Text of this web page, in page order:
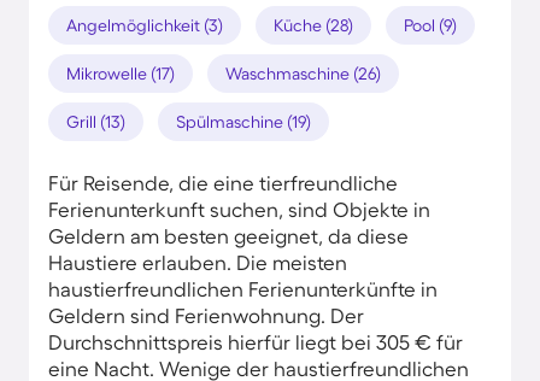
Angelmöglichkeit (3) Küche (28) Pool (9)
Mikrowelle (17) Waschmaschine (26)
Grill (13) Spülmaschine (19)
Für Reisende, die eine tierfreundliche
Ferienunterkunft suchen, sind Objekte in
Geldern am besten geeignet, da diese
Haustiere erlauben. Die meisten
haustierfreundlichen Ferienunterkünfte in
Geldern sind Ferienwohnung. Der
Durchschnittspreis hierfür liegt bei 305 € für
eine Nacht. Wenige der haustierfreundlichen